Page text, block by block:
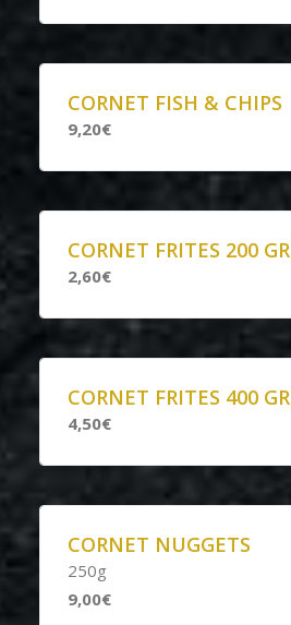
CORNET FISH & CHIPS
9,20€
CORNET FRITES 200 GR
2,60€
CORNET FRITES 400 GR
4,50€
CORNET NUGGETS
250g
9,00€